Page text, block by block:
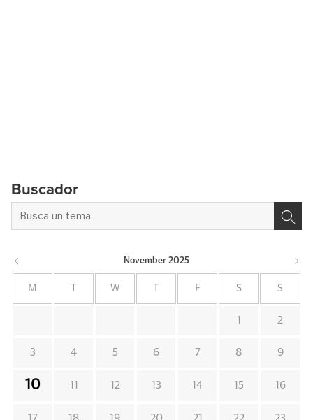
Buscador
November 2025
M W F S S
1 2
3 4 5 6 7 8 9
10 11 12 13 14 15 16